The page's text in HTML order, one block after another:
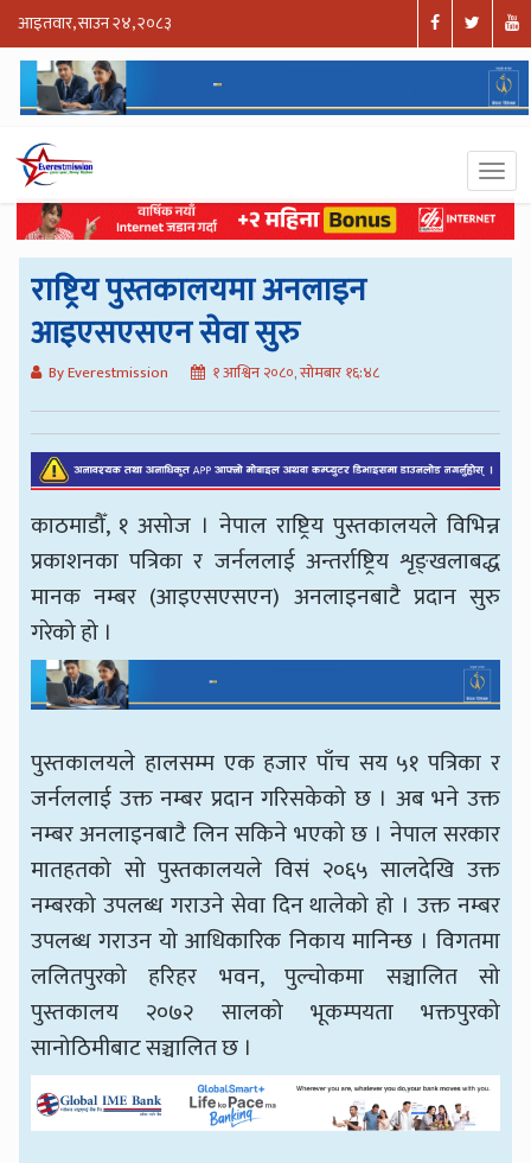
आइतवार, साउन २४, २०८३
राष्ट्रिय पुस्तकालयमा अनलाइन
आइएसएसएन सेवा सुरु
By Everestmission १ आश्विन २०८०, सोमबार १६:४८
काठमाडौँ, १ असोज । नेपाल राष्ट्रिय पुस्तकालयले विभिन्न
प्रकाशनका पत्रिका र जर्नललाई अन्तर्राष्ट्रिय शृङ्खलाबद्ध
मानक नम्बर (आइएसएसएन) अनलाइनबाटै प्रदान सुरु
गरेको हो ।
पुस्तकालयले हालसम्म एक हजार पाँच सय ५१ पत्रिका र
जर्नललाई उक्त नम्बर प्रदान गरिसकेको छ । अब भने उक्त
नम्बर अनलाइनबाटै लिन सकिने भएको छ । नेपाल सरकार
मातहतको सो पुस्तकालयले विसं २०६५ सालदेखि उक्त
नम्बरको उपलब्ध गराउने सेवा दिन थालेको हो । उक्त नम्बर
उपलब्ध गराउन यो आधिकारिक निकाय मानिन्छ । विगतमा
ललितपुरको हरिहर भवन, पुल्चोकमा सञ्चालित सो
पुस्तकालय २०७२ सालको भूकम्पयता भक्तपुरको
सानोठिमीबाट सञ्चालित छ ।